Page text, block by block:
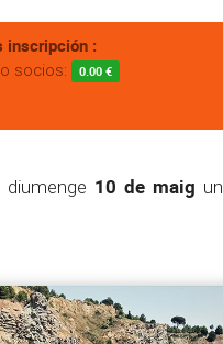
inscripción :
socios: 0.00 €
10 de maig